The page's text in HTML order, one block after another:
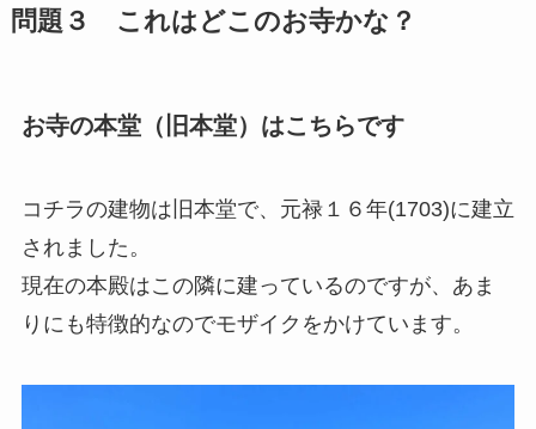
問題３ これはどこのお寺かな？
お寺の本堂（旧本堂）はこちらです
コチラの建物は旧本堂で、元禄１６年(1703)に建立
されました。
現在の本殿はこの隣に建っているのですが、あま
りにも特徴的なのでモザイクをかけています。